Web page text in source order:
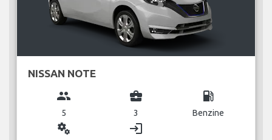
NISSAN NOTE
group
5
business_center
3
local_gas_station
Benzine
miscellaneous_services login